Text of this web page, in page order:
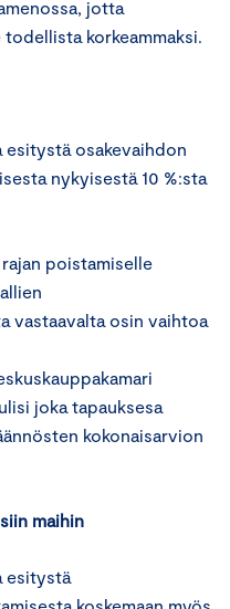
jotta
korkeammaksi.
esitystä osakevaihdon
nykyisestä 10 %:sta
poistamiselle
vastaavalta osin vaihtoa
joka tapauksesa
kokonaisarvion
maihin
esitystä